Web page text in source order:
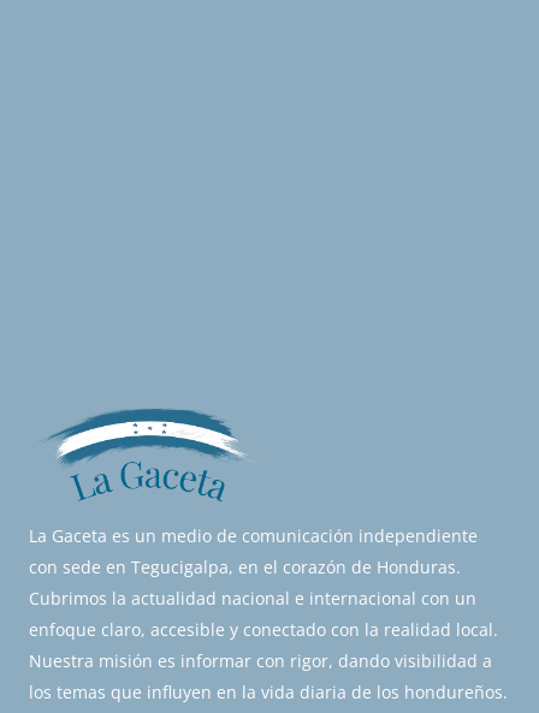
La Gaceta es un medio de comunicación independiente
con sede en Tegucigalpa, en el corazón de Honduras.
Cubrimos la actualidad nacional e internacional con un
enfoque claro, accesible y conectado con la realidad local.
Nuestra misión es informar con rigor, dando visibilidad a
los temas que influyen en la vida diaria de los hondureños.